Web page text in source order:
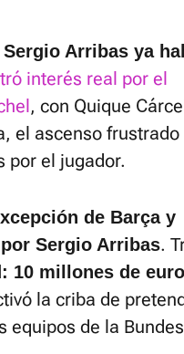
Arribas ya
interés real por el
, con Quique
el ascenso frustrado
por el jugador.
de Barça y
Sergio Arribas.
10 millones de
la criba de
equipos de la